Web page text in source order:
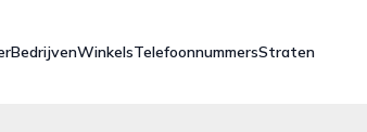
BedrijvenWinkelsTelefoonnummersStraten